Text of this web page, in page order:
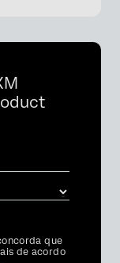
que
de acordo